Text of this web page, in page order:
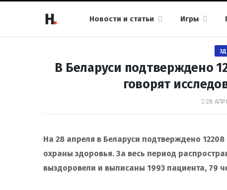
Новости и статьи Игры
В Беларуси подтверждено
говорят
28
На 28 апреля в Беларуси подтверждено
охраны здоровья. За весь период
выздоровели и выписаны 1993 пациента, 79